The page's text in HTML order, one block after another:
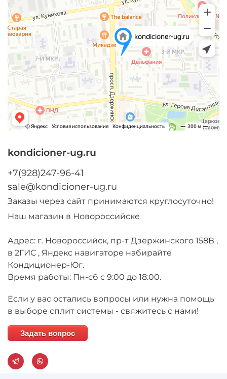
kondicioner-ug.ru
+7(928)247-96-41
sale@kondicioner-ug.ru
Заказы через сайт принимаются круглосуточно!
Наш магазин в Новороссийске
Адрес: г. Новороссийск, пр-т Дзержинского 158В ,
в 2ГИС , Яндекс навигаторе набирайте
Кондиционер-Юг.
Время работы: Пн-сб с 9:00 до 18:00.
Если у вас остались вопросы или нужна помощь
в выборе сплит системы - свяжитесь с нами!
Задать вопрос